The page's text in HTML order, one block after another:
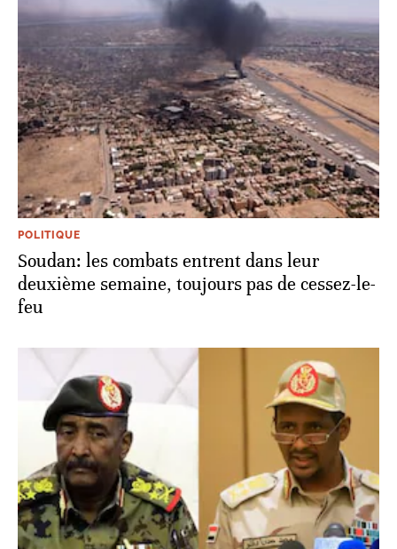
POLITIQUE
Soudan: les combats entrent dans leur
deuxième semaine, toujours pas de cessez-le-
feu